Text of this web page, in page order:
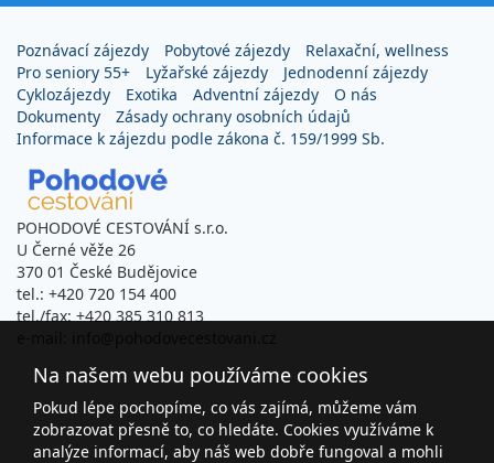
Poznávací zájezdy Pobytové zájezdy
Relaxační, wellness
Pro seniory 55+
Lyžařské zájezdy
Jednodenní zájezdy
Cyklozájezdy
Exotika Adventní zájezdy
O nás
Dokumenty
Zásady ochrany osobních údajů
Informace k zájezdu podle zákona č. 159/1999 Sb.
POHODOVÉ CESTOVÁNÍ s.r.o.
U Černé věže 26
370 01 České Budějovice
tel.: +420 720 154 400
tel./fax: +420 385 310 813
Na našem webu používáme cookies
Pokud lépe pochopíme, co vás zajímá, můžeme vám
zobrazovat přesně to, co hledáte. Cookies využíváme k
analýze informací, aby náš web dobře fungoval a mohli